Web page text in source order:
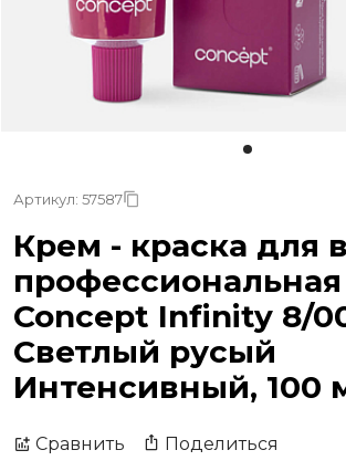
Артикул: 57587
Крем - краска для
профессиональная
Concept Infinity 8/
Светлый русый
Интенсивный, 100
Сравнить Поделиться